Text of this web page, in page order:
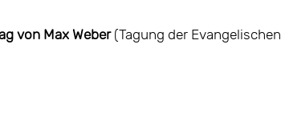
von Max Weber(Tagung der Evangelischen